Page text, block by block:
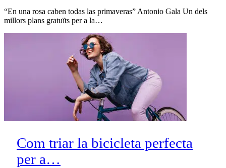
“En una rosa caben todas las primaveras” Antonio Gala Un dels
millors plans gratuïts per a la…
Com triar la bicicleta perfecta
per a…